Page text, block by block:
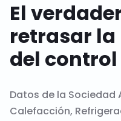
El
retrasar
del
Datos de la Sociedad
Calefacción,